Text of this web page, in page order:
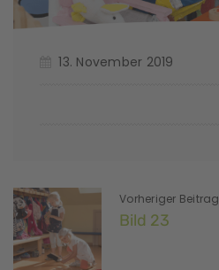
13. November 2019
Vorheriger Beitrag
Bild 23